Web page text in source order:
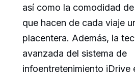
así como la comodidad
que hacen de cada viaje
placentera. Además, la
avanzada del sistema de
infoentretenimiento iDrive